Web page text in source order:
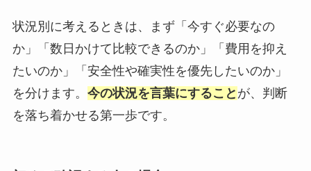
状況別に考えるときは、まず「今すぐ必要なの
か」「数日かけて比較できるのか」「費用を抑え
たいのか」「安全性や確実性を優先したいのか」
を分けます。 今の状況を言葉にすること が、判断
を落ち着かせる第一歩です。